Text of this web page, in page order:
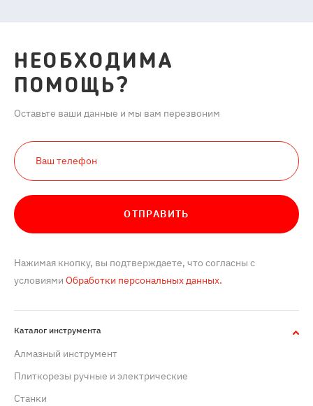
НЕОБХОДИМА
ПОМОЩЬ?
Оставьте ваши данные и мы вам перезвоним
ОТПРАВИТЬ
Нажимая кнопку, вы подтверждаете, что согласны с
условиями Обработки персональных данных.
Каталог инструмента
Алмазный инструмент
Плиткорезы ручные и электрические
Станки